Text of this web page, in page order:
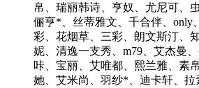
帛、瑞丽韩诗、亨奴、尤尼可、
俪亨*、丝蒂雅文、千合伴、only
彩、花烟草、三彩、朗文斯汀、
妮、清逸一支秀、m79、艾杰曼
咔、宝丽、艾唯都、熙兰雅、素
她、艾米尚、羽纱*、迪卡轩、拉